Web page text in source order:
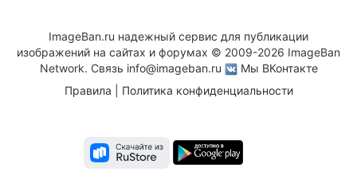
ImageBan.ru надежный сервис для публикации
изображений на сайтах и форумах © 2009-2026 ImageBan
Network. Связь info@imageban.ru
Мы ВКонтакте
Правила
Политика конфиденциальности